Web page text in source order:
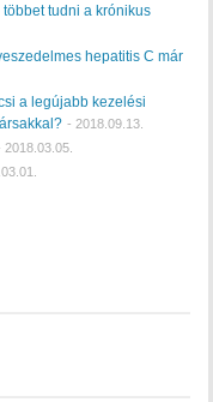
tudni a krónikus
hepatitis C már
a legújabb kezelési
- 2018.09.13.
2018.03.05.